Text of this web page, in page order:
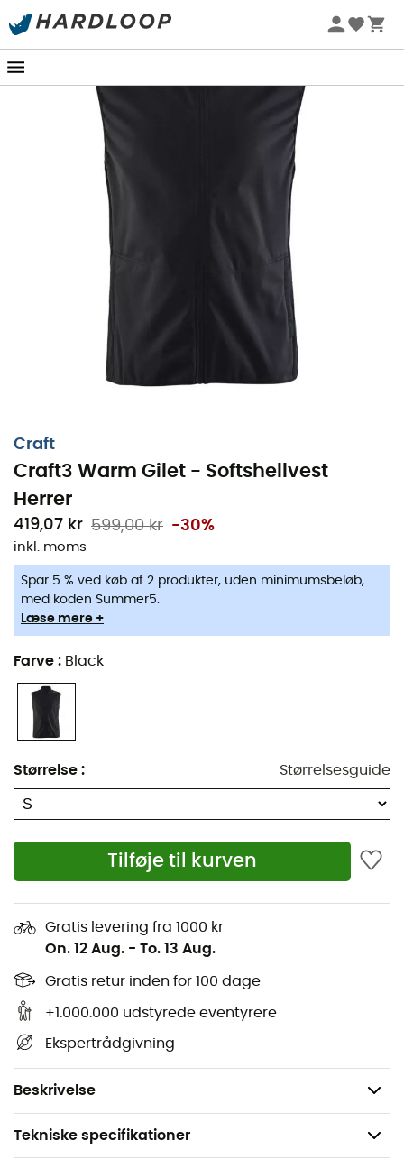
-5% Extra - Kode Summer5
Craft
Craft3 Warm Gilet - Softshellvest
Herrer
419,07 kr 599,00 kr -30%
inkl. moms
Spar 5 % ved køb af 2 produkter, uden minimumsbeløb,
med koden Summer5.
Læse mere +
Farve : Black
Størrelse : Størrelsesguide
Tilføje til kurven
Gratis levering fra 1000 kr
On. 12 Aug. - To. 13 Aug.
Gratis retur inden for 100 dage
+1.000.000 udstyrede eventyrere
Ekspertrådgivning
Beskrivelse
Craft3 Warm Gilet er en Softshellvest til mænd, udviklet
vintervandringer. Denne Softshellvest har et 3-lags
softshell-stof for at give dig effektiv termisk beskyttelse
under dine træninger og lavintensitetsdage. Derudover
er indersiden af Craft3 Warm Gilet børstet for at give dig
sikrer god ventilation. Endelig giver den ergonomiske
pasform af Craft3 Warm Gilet optimal bevægelsesfrihed
under opadgående anstrengelser, og dens 2
lynlåslommer tilbyder funktionel opbevaring til dine
lommetørklæder, snacks og briller. Softshellen til
Materialer: 100% Polyester
2 lynlåslommer
3-lags softshell-stof
Børstet inderside
Maskinvaskes ved maks. 40° grader
Tekniske specifikationer